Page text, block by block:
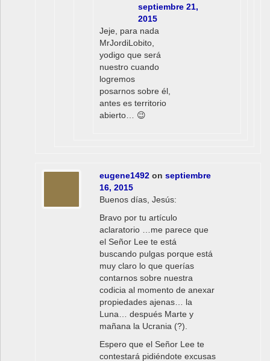
septiembre 21,
2015
Jeje, para nada
MrJordiLobito,
yodigo que será
nuestro cuando
logremos
posarnos sobre él,
antes es territorio
abierto… 😉
eugene1492on septiembre
16, 2015
Buenos días, Jesús:
Bravo por tu artículo
aclaratorio …me parece que
el Señor Lee te está
buscando pulgas porque está
muy claro lo que querías
contarnos sobre nuestra
codicia al momento de anexar
propiedades ajenas… la
Luna… después Marte y
mañana la Ucrania (?).
Espero que el Señor Lee te
contestará pidiéndote excusas